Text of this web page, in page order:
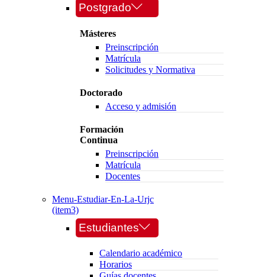
Postgrado
Másteres
Preinscripción
Matrícula
Solicitudes y Normativa
Doctorado
Acceso y admisión
Formación
Continua
Preinscripción
Matrícula
Docentes
Menu-Estudiar-En-La-Urjc
(item3)
Estudiantes
Calendario académico
Horarios